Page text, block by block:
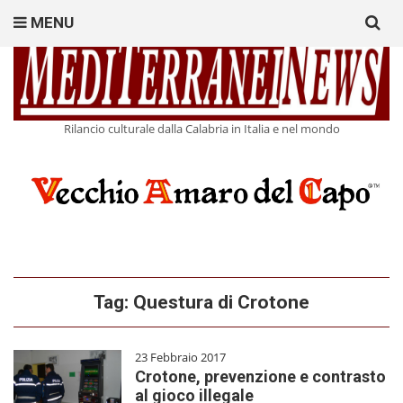
Rilancio culturale dalla Calabria in Italia e nel mondo
MENU
for:
Tag: Questura di Crotone
23 Febbraio 2017
Crotone, prevenzione e contrasto
al gioco illegale